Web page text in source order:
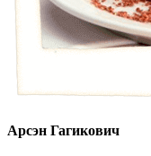
Арсэн Гагикович